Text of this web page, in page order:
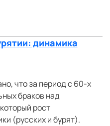
динамика
что за период с 60-х
браков над
рост
(русских и бурят).